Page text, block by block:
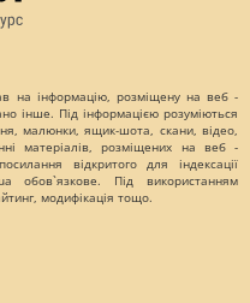
на інформацію, розміщену на веб -
інше. Під інформацією розуміються
малюнки, ящик-шота, скани, відео,
матеріалів, розміщених на веб -
відкритого для індексації
обов`язкове. Під використанням
модифікація тощо.